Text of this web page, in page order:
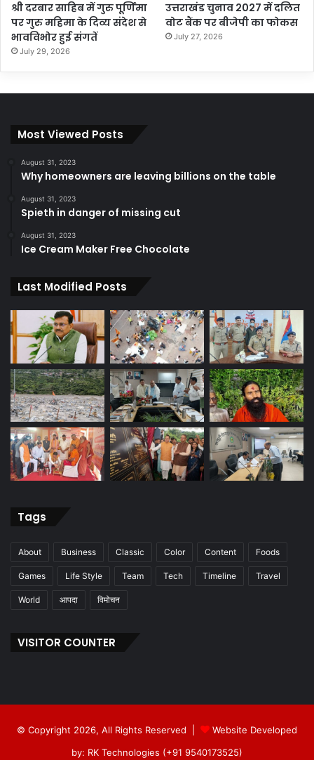
श्री दरबार साहिब में गुरु पूर्णिमा
पर गुरु महिमा के दिव्य संदेश से
भावविभोर हुई संगतें
July 29, 2026
उत्तराखंड चुनाव 2027 में दलित
वोट बैंक पर बीजेपी का फोकस
July 27, 2026
Most Viewed Posts
August 31, 2023
Why homeowners are leaving billions on the table
August 31, 2023
Spieth in danger of missing cut
August 31, 2023
Ice Cream Maker Free Chocolate
Last Modified Posts
Tags
About Business Classic Color Content Foods
Games Life Style Team Tech Timeline Travel
World आपदा विमोचन
VISITOR COUNTER
© Copyright 2026, All Rights Reserved |
Website Developed
by: RK Technologies (+91 9540173525)